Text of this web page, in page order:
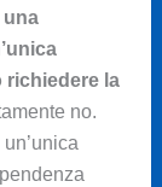
una
richiedere la
no.